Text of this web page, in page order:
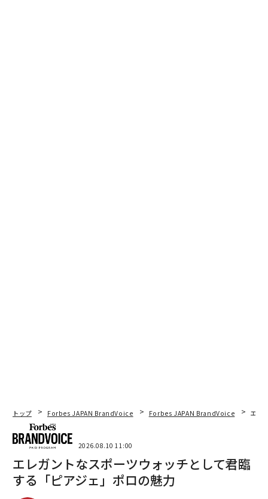
すべての返信が等しいわけではない。コールドメールの
パフォーマンスを評価する際、私は以下に焦点を当てる
ことを推奨する。
・返信が適切なオーディエンスから来ているかどうか
トップ Forbes JAPAN BrandVoice Forbes JAPAN BrandVoice エレ
2026.08.10 11:00
エレガントなスポーツウォッチとして君臨
する「ピアジェ」ポロの魅力